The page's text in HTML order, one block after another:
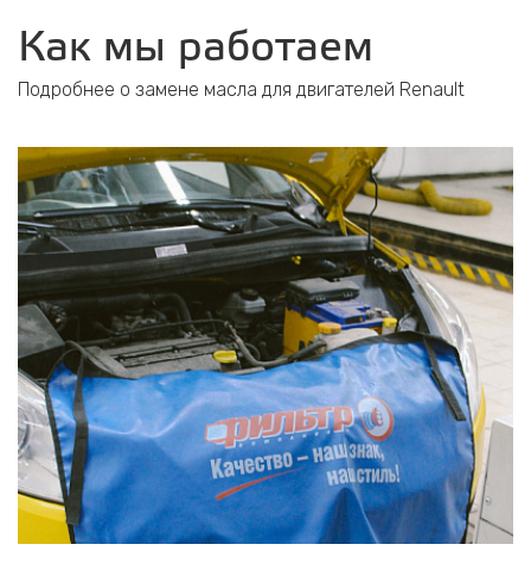
Как мы работаем
Подробнее о замене масла для двигателей Renault